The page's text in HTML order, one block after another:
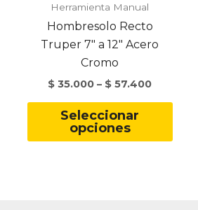
Herramienta Manual
Hombresolo Recto
Truper 7″ a 12″ Acero
Cromo
$ 35.000 – $ 57.400
Seleccionar
opciones
Este
tiene